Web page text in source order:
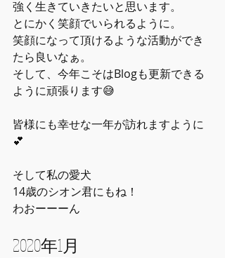
強く生きていきたいと思います。
とにかく笑顔でいられるように。
笑顔になって頂けるような活動ができ
たら良いなぁ。
そして、今年こそはBlogも更新できる
ように頑張ります😅
皆様にも幸せな一年が訪れますように
💕
そして私の愛犬
14歳のシオン君にもね！
わおーーーん
2020年1月